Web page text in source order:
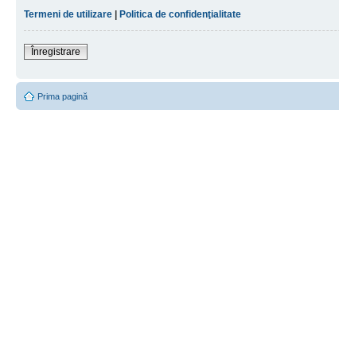
Termeni de utilizare | Politica de confidenţialitate
Înregistrare
Prima pagină